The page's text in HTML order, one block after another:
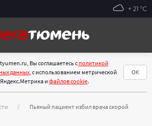
+ 21 °С
Вы соглашаетесь с политикой
данных, с использованием метрической
и файлов cookie.
ОК
Пьяный пациент избил врача скорой